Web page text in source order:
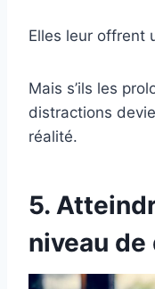
Elles leur offrent
Mais s’ils les
distractions
réalité.
5.
niveau